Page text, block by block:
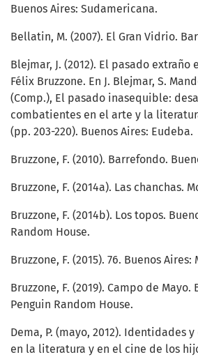
Buenos Aires: Sudamericana.
Bellatin, M. (2007). El Gran Vidrio.
Blejmar, J. (2012). El pasado extraño
Félix Bruzzone. En J. Blejmar, S.
(Comp.), El pasado inasequible:
combatientes en el arte y la
(pp. 203-220). Buenos Aires: Eudeba.
Bruzzone, F. (2010). Barrefondo.
Bruzzone, F. (2014a). Las chanchas.
Bruzzone, F. (2014b). Los topos.
Random House.
Bruzzone, F. (2015). 76. Buenos Aires:
Bruzzone, F. (2019). Campo de Mayo.
Penguin Random House.
Dema, P. (mayo, 2012). Identidades
en la literatura y en el cine de los